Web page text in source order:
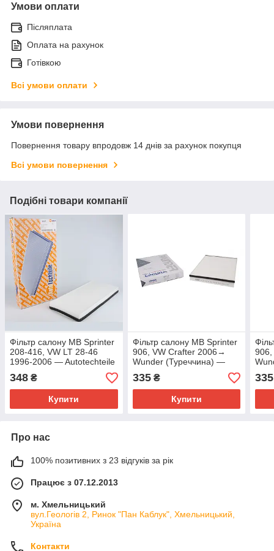
Умови оплати
Післяплата
Оплата на рахунок
Готівкою
Всі умови оплати
Умови повернення
Повернення товару впродовж 14 днів за рахунок покупця
Всі умови повернення
Подібні товари компанії
Фільтр салону MB Sprinter
208-416, VW LT 28-46
1996-2006 — Autotechteile
(Німеччина) — 100 8307
348 ₴
Купити
Фільтр салону MB Sprinter
906, VW Crafter 2006→
Wunder (Туреччина) —
WP 120
335₴
Купити
WP
335
Про нас
100% позитивних з 23 відгуків за рік
Працює з 07.12.2013
м. Хмельницький
вул.Геологів 2, Ринок "Пан Каблук", Хмельницький,
Україна
Контакти